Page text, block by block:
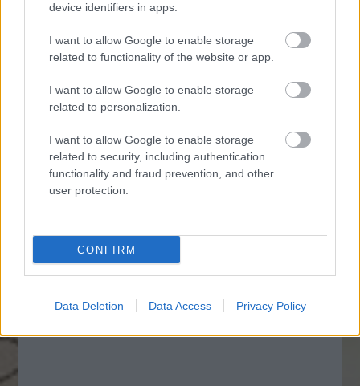
device identifiers in apps.
I want to allow Google to enable storage
related to functionality of the website or app.
I want to allow Google to enable storage
related to personalization.
I want to allow Google to enable storage
related to security, including authentication
functionality and fraud prevention, and other
user protection.
CONFIRM
Data Deletion Data Access Privacy Policy